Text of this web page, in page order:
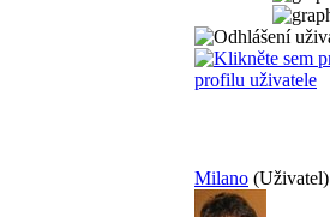
Milano (Uživatel)